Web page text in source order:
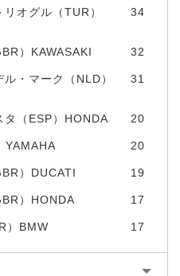
オグル（TUR）
34
）KAWASAKI 32
・マーク（NLD）
31
タ（ESP）HONDA 20
YAMAHA 20
）DUCATI 19
）HONDA 17
）BMW 17